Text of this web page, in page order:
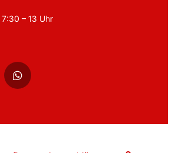
7:30 – 13 Uhr